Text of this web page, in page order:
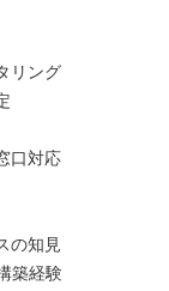
リング
口対応
の知見
築経験